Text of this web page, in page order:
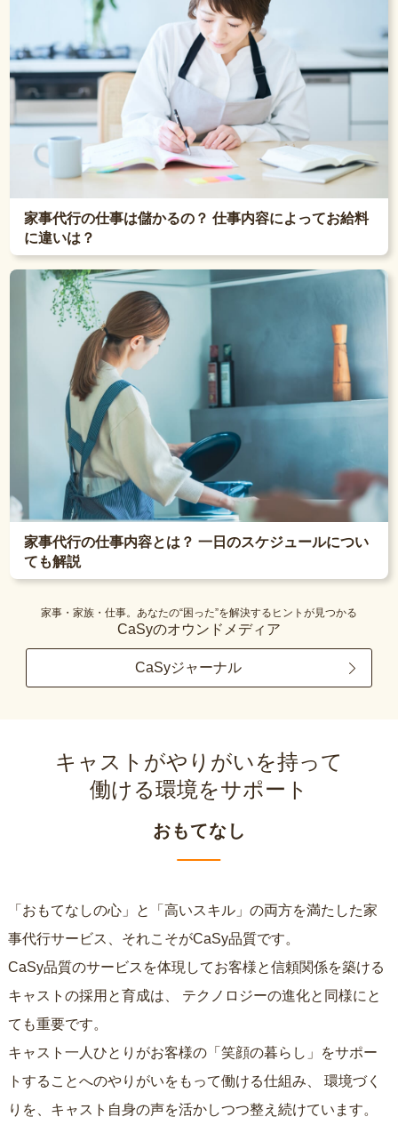
家事代行の仕事は儲かるの？ 仕事内容によってお給料
に違いは？
家事代行の仕事内容とは？ 一日のスケジュールについ
ても解説
家事・家族・仕事。あなたの“困った”を解決するヒントが見つかる
CaSyのオウンドメディア
CaSyジャーナル
キャストがやりがいを持って
働ける環境をサポート
おもてなし
「おもてなしの心」と「高いスキル」の両方を満たした家
事代行サービス、それこそがCaSy品質です。
CaSy品質のサービスを体現してお客様と信頼関係を築ける
キャストの採用と育成は、
ても重要です。
キャスト一人ひとりがお客様の「笑顔の暮らし」をサポー
トすることへのやりがいをもって働ける仕組み、
りを、キャスト自身の声を活かしつつ整え続けています。